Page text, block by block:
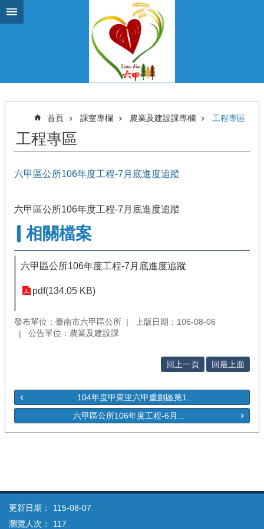
跳到主要內容區塊
首頁 課室專欄 農業及建設課專欄 工程專區
工程專區
六甲區公所106年度工程-7月底進度追蹤
六甲區公所106年度工程-7月底進度追蹤
相關檔案
六甲區公所106年度工程-7月底進度追蹤
pdf(134.05 KB)
發布單位：臺南市六甲區公所
上版日期：106-08-06
公告單位：農業及建設課
回上一頁 回最上面
104年度甲東里六甲重劃區第1...
六甲區公所106年度工程-6月...
更新日期：
115-08-07
瀏覽人次：
117